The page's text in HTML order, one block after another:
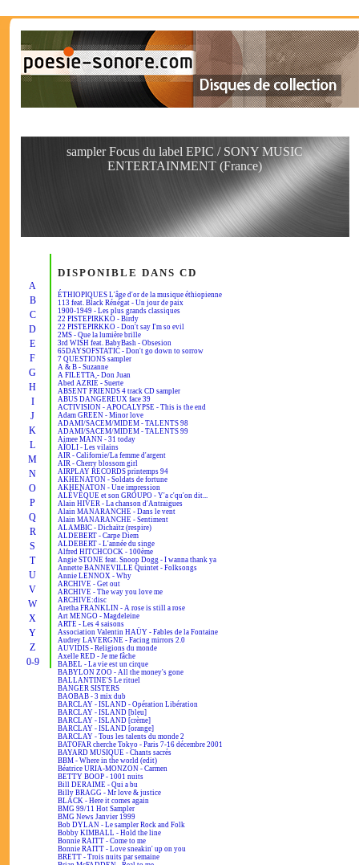
sampler Focus du label EPIC / SONY MUSIC
ENTERTAINMENT (France)
A
B
C
D
E
F
G
H
I
J
K
L
M
N
O
P
Q
R
S
T
U
V
W
X
Y
Z
0-9
DISPONIBLE DANS CD
ÉTHIOPIQUES L'âge d'or de la musique éthiopienne
113 feat. Black Rénégat - Un jour de paix
1900-1949 - Les plus grands classiques
22 PISTEPIRKKO - Birdy
22 PISTEPIRKKO - Don't say I'm so evil
2MS - Que la lumière brille
3rd WISH feat. BabyBash - Obsesion
65DAYSOFSTATIC - Don't go down to sorrow
7 QUESTIONS sampler
A & B - Suzanne
A FILETTA - Don Juan
Abed AZRIÉ - Suerte
ABSENT FRIENDS 4 track CD sampler
ABUS DANGEREUX face 39
ACTIVISION - APOCALYPSE - This is the end
Adam GREEN - Minor love
ADAMI/SACEM/MIDEM - TALENTS 98
ADAMI/SACEM/MIDEM - TALENTS 99
Aimee MANN - 31 today
AÏOLI - Les vilains
AIR - Californie/La femme d'argent
AIR - Cherry blossom girl
AIRPLAY RECORDS printemps 94
AKHENATON - Soldats de fortune
AKHENATON - Une impression
ALÉVÊQUE et son GROUPO - Y'a c'qu'on dit...
Alain HIVER - La chanson d'Antraigues
Alain MANARANCHE - Dans le vent
Alain MANARANCHE - Sentiment
ALAMBIC - Dichaïtz (respire)
ALDEBERT - Carpe Diem
ALDEBERT - L'année du singe
Alfred HITCHCOCK - 100ème
Angie STONE feat. Snoop Dogg - I wanna thank ya
Annette BANNEVILLE Quintet - Folksongs
Annie LENNOX - Why
ARCHIVE - Get out
ARCHIVE - The way you love me
ARCHIVE:disc
Aretha FRANKLIN - A rose is still a rose
Art MENGO - Magdeleine
ARTE - Les 4 saisons
Association Valentin HAÜY - Fables de la Fontaine
Audrey LAVERGNE - Facing mirrors 2.0
AUVIDIS - Religions du monde
Axelle RED - Je me fâche
BABEL - La vie est un cirque
BABYLON ZOO - All the money's gone
BALLANTINE'S Le rituel
BANGER SISTERS
BAOBAB - 3 mix dub
BARCLAY - ISLAND - Opération Libération
BARCLAY - ISLAND [bleu]
BARCLAY - ISLAND [crème]
BARCLAY - ISLAND [orange]
BARCLAY - Tous les talents du monde 2
BATOFAR cherche Tokyo - Paris 7-16 décembre 2001
BAYARD MUSIQUE - Chants sacrés
BBM - Where in the world (edit)
Béatrice URIA-MONZON - Carmen
BETTY BOOP - 1001 nuits
Bill DERAIME - Qui a bu
Billy BRAGG - Mr love & justice
BLACK - Here it comes again
BMG 99/11 Hot Sampler
BMG News Janvier 1999
Bob DYLAN - Le sampler Rock and Folk
Bobby KIMBALL - Hold the line
Bonnie RAITT - Come to me
Bonnie RAITT - Love sneakin' up on you
BRETT - Trois nuits par semaine